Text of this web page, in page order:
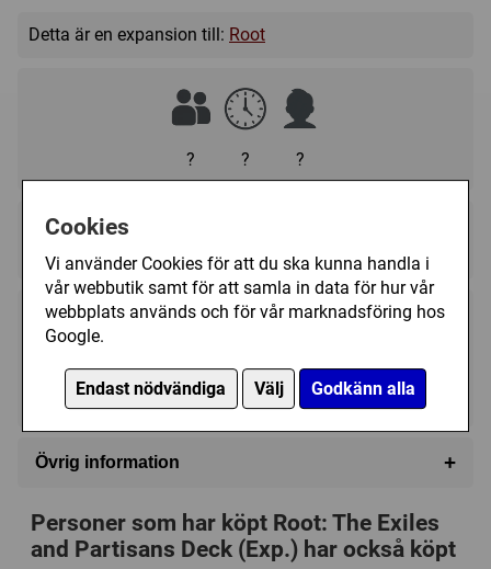
Cookies
Vi använder Cookies för att du ska kunna handla i
vår webbutik samt för att samla in data för hur vår
webbplats används och för vår marknadsföring hos
Google.
Endast nödvändiga Välj Godkänn alla
Detta är en expansion till: Root
? ? ?
★★★★★★★★★★
★★★★★★★★★★
109 kr
Tillfälligt slut
Övrig information +
Kategori: Djur,Hand management,Punkt till punkt
förflyttning,Variabla spelare
Personer som har köpt Root: The Exiles
and Partisans Deck (Exp.) har också köpt